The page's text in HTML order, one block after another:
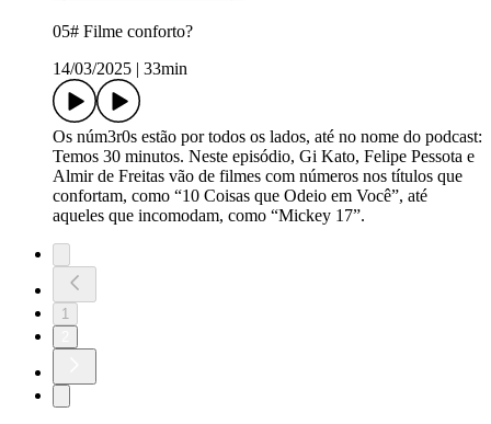
05# Filme conforto?
14/03/2025
33min
Os núm3r0s estão por todos os lados, até no nome do podcast:
Temos 30 minutos. Neste episódio, Gi Kato, Felipe Pessota e
Almir de Freitas vão de filmes com números nos títulos que
confortam, como “10 Coisas que Odeio em Você”, até
aqueles que incomodam, como “Mickey 17”.
1